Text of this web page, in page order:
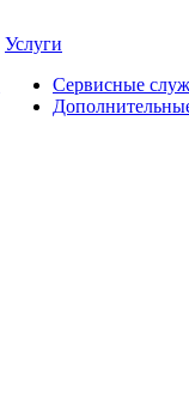
Услуги
Сервисные